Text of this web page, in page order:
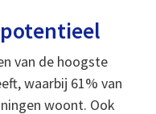
van de hoogste
waarbij 61% van
woont. Ook